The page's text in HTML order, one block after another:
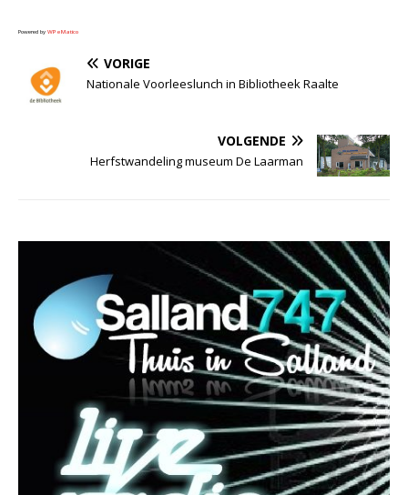
Powered by WPeMatico
VORIGE
Nationale Voorleeslunch in Bibliotheek Raalte
VOLGENDE
Herfstwandeling museum De Laarman